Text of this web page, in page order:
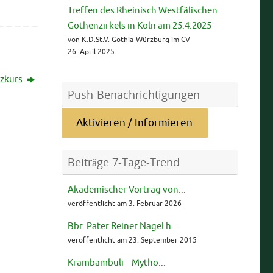
Treffen des Rheinisch Westfälischen
Gothenzirkels in Köln am 25.4.2025
von K.D.St.V. Gothia-Würzburg im CV
26. April 2025
Push-Benachrichtigungen
Aktivieren / Informieren
Beiträge 7-Tage-Trend
Akademischer Vortrag von...
veröffentlicht am 3. Februar 2026
Bbr. Pater Reiner Nagel h...
veröffentlicht am 23. September 2015
Krambambuli – Mytho...